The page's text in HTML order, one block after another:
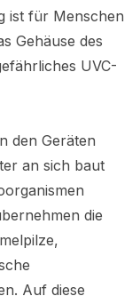
ist für Menschen
Gehäuse des
UVC-
den Geräten
an sich baut
die
Auf diese